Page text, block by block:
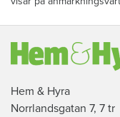
Hem & Hyra
Norrlandsgatan 7, 7 tr